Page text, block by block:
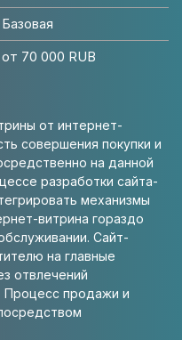
Базовая
от 70 000 RUB
от интернет-
совершения покупки и
на данной
разработки сайта-
механизмы
витрина гораздо
Сайт-
на главные
отвлечений
Процесс продажи и